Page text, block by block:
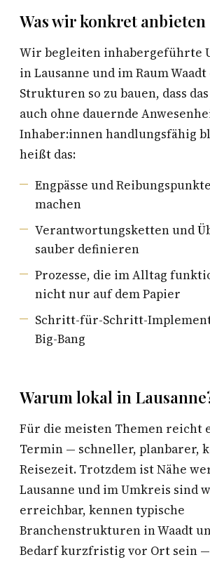
Was wir konkret anbieten
Wir begleiten inhabergeführte
in Lausanne und im Raum
Strukturen so zu bauen, dass
auch ohne dauernde
Inhaber:innen handlungsfähig
heißt das:
Engpässe und
machen
Verantwortungsketten und
sauber definieren
Prozesse, die im Alltag
nicht nur auf dem Papier
Schritt-für-Schritt-
Big-Bang
Warum lokal in
Für die meisten Themen reicht
Termin — schneller, planbarer,
Reisezeit. Trotzdem ist Nähe
Lausanne und im Umkreis sind
erreichbar, kennen typische
Branchenstrukturen in Waadt
Bedarf kurzfristig vor Ort sein